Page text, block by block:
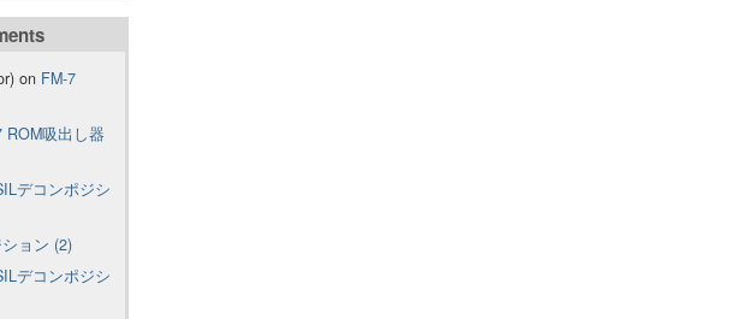
on FM-7
ROM吸出し器
デコンポジシ
ョン (2)
デコンポジシ